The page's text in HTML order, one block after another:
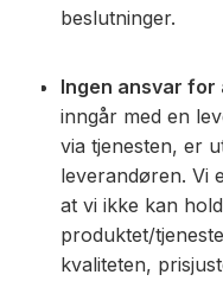
beslutninger.
Ingen ansvar for
inngår med en
via tjenesten, er
leverandøren. Vi
at vi ikke kan
produktet/
kvaliteten,